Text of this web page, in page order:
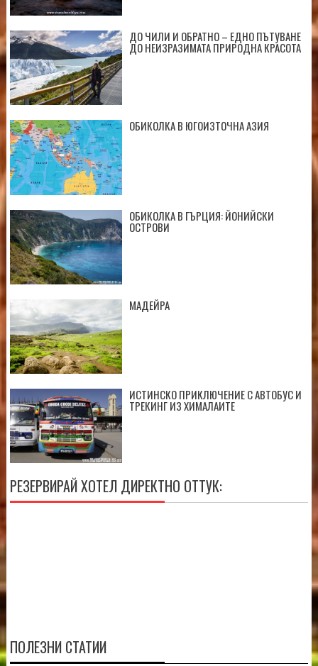
ДО ЧИЛИ И ОБРАТНО – ЕДНО ПЪТУВАНЕ
ДО НЕИЗРАЗИМАТА ПРИРОДНА КРАСОТА
ОБИКОЛКА В ЮГОИЗТОЧНА АЗИЯ
ОБИКОЛКА В ГЪРЦИЯ: ЙОНИЙСКИ
ОСТРОВИ
МАДЕЙРА
ИСТИНСКО ПРИКЛЮЧЕНИЕ С АВТОБУС И
ТРЕКИНГ ИЗ ХИМАЛАИТЕ
РЕЗЕРВИРАЙ ХОТЕЛ ДИРЕКТНО ОТТУК:
ПОЛЕЗНИ СТАТИИ